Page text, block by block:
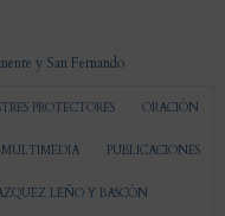
PROTECTORES ORACIÓN
MULTIMEDIA PUBLICACIONES
LEÑO Y BASCÓN